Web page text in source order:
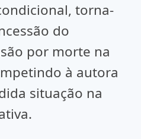
torna-
do
por morte na
à autora
situação na